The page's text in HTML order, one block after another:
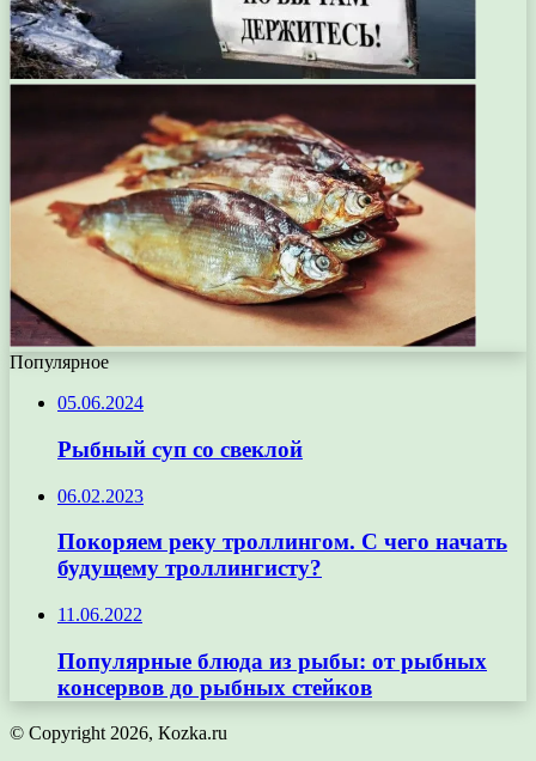
Популярное
05.06.2024
Рыбный суп со свеклой
06.02.2023
Покоряем реку троллингом. С чего начать
будущему троллингисту?
11.06.2022
Популярные блюда из рыбы: от рыбных
консервов до рыбных стейков
© Copyright 2026, Кozka.ru